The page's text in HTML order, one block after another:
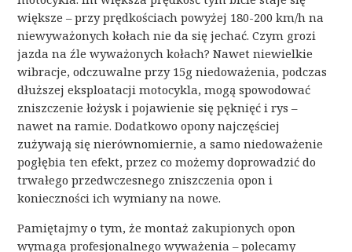
większe – przy prędkościach powyżej 180-200 km/h na
niewyważonych kołach nie da się jechać. Czym grozi
jazda na źle wyważonych kołach? Nawet niewielkie
wibracje, odczuwalne przy 15g niedoważenia, podczas
dłuższej eksploatacji motocykla, mogą spowodować
zniszczenie łożysk i pojawienie się pęknięć i rys –
nawet na ramie. Dodatkowo opony najczęściej
zużywają się nierównomiernie, a samo niedoważenie
pogłębia ten efekt, przez co możemy doprowadzić do
trwałego przedwczesnego zniszczenia opon i
konieczności ich wymiany na nowe.
Pamiętajmy o tym, że montaż zakupionych opon
wymaga profesjonalnego wyważenia – polecamy